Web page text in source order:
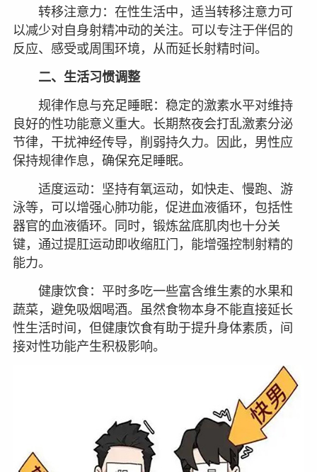
转移注意力：在性生活中，适当转移注意力可
以减少对自身射精冲动的关注。可以专注于伴侣的
反应、感受或周围环境，从而延长射精时间。
二、生活习惯调整
规律作息与充足睡眠：稳定的激素水平对维持
良好的性功能意义重大。长期熬夜会打乱激素分泌
节律，干扰神经传导，削弱持久力。因此，男性应
保持规律作息，确保充足睡眠。
适度运动：坚持有氧运动，如快走、慢跑、游
泳等，可以增强心肺功能，促进血液循环，包括性
器官的血液循环。同时，锻炼盆底肌肉也十分关
键，通过提肛运动即收缩肛门，能增强控制射精的
能力。
健康饮食：平时多吃一些富含维生素的水果和
蔬菜，避免吸烟喝酒。虽然食物本身不能直接延长
性生活时间，但健康饮食有助于提升身体素质，间
接对性功能产生积极影响。